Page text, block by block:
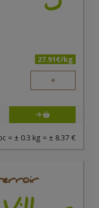
27.91€/kg
+
= ± 0.3 kg = ± 8.37 €